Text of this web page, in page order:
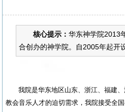
核心提示： 华东神学院2013
合创办的神学院。自2005年起开
我院是华东地区山东、浙江、福建
教会音乐人才的迫切需求，我院接受全